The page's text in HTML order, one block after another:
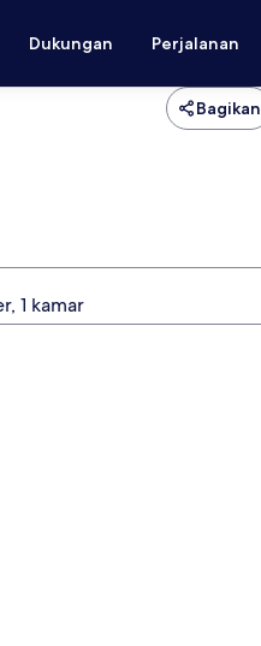
Dukungan Perjalanan
Bagikan